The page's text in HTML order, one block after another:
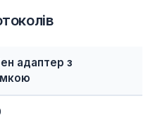
адаптер з